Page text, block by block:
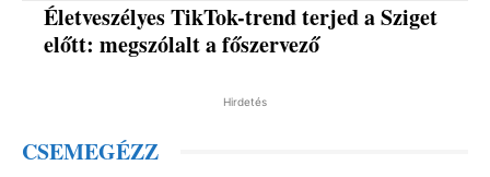
Életveszélyes TikTok-trend terjed a Sziget
előtt: megszólalt a főszervező
Hirdetés
CSEMEGÉZZ